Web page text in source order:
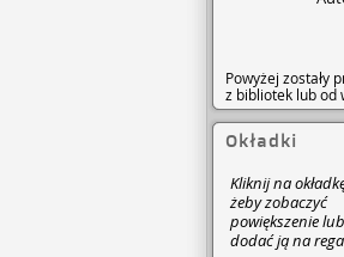
Powyżej zostały
z bibliotek lub od
Okładki
Kliknij na
żeby zobaczyć
powiększenie lub
dodać ją na